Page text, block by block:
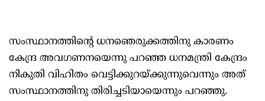
സംസ്ഥാനത്തിന്റെ ധനഞെരുക്കത്തിനു കാരണം
കേന്ദ്ര അവഗണനയെന്നു പറഞ്ഞ ധനമന്ത്രി കേന്ദ്രം
നികുതി വിഹിതം വെട്ടിക്കുറയ്ക്കുന്നുവെന്നും അത്
സംസ്ഥാനത്തിനു തിരിച്ചടിയായെന്നും പറഞ്ഞു.